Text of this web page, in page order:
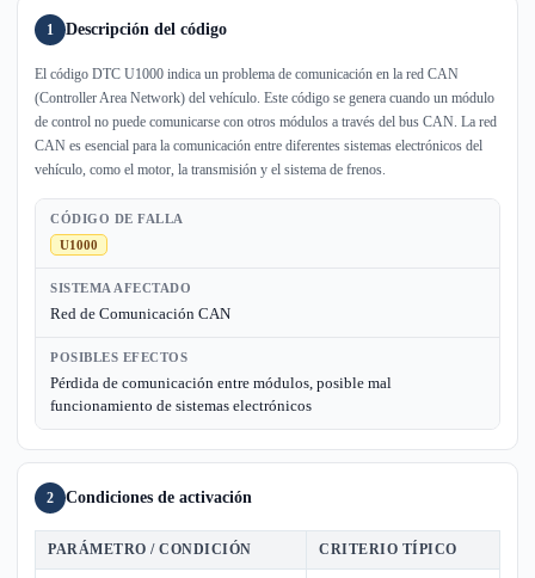
1 Descripción del código
El código DTC U1000 indica un problema de comunicación en la red CAN
(Controller Area Network) del vehículo. Este código se genera cuando un módulo
de control no puede comunicarse con otros módulos a través del bus CAN. La red
CAN es esencial para la comunicación entre diferentes sistemas electrónicos del
vehículo, como el motor, la transmisión y el sistema de frenos.
CÓDIGO DE FALLA
U1000
SISTEMA AFECTADO
Red de Comunicación CAN
POSIBLES EFECTOS
Pérdida de comunicación entre módulos, posible mal
funcionamiento de sistemas electrónicos
2 Condiciones de activación
PARÁMETRO / CONDICIÓN CRITERIO TÍPICO